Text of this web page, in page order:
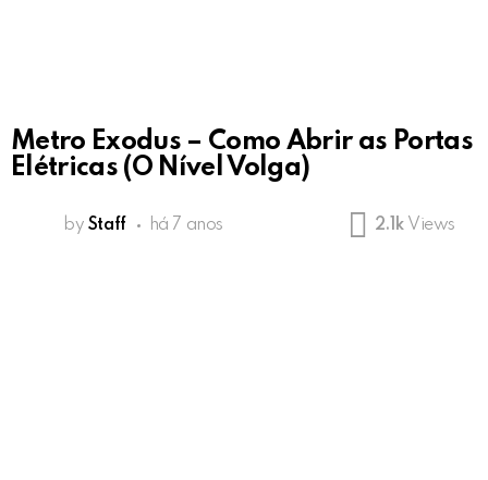
Metro Exodus – Como Abrir as Portas
Elétricas (O Nível Volga)
by Staff há 7 anos 2.1k Views